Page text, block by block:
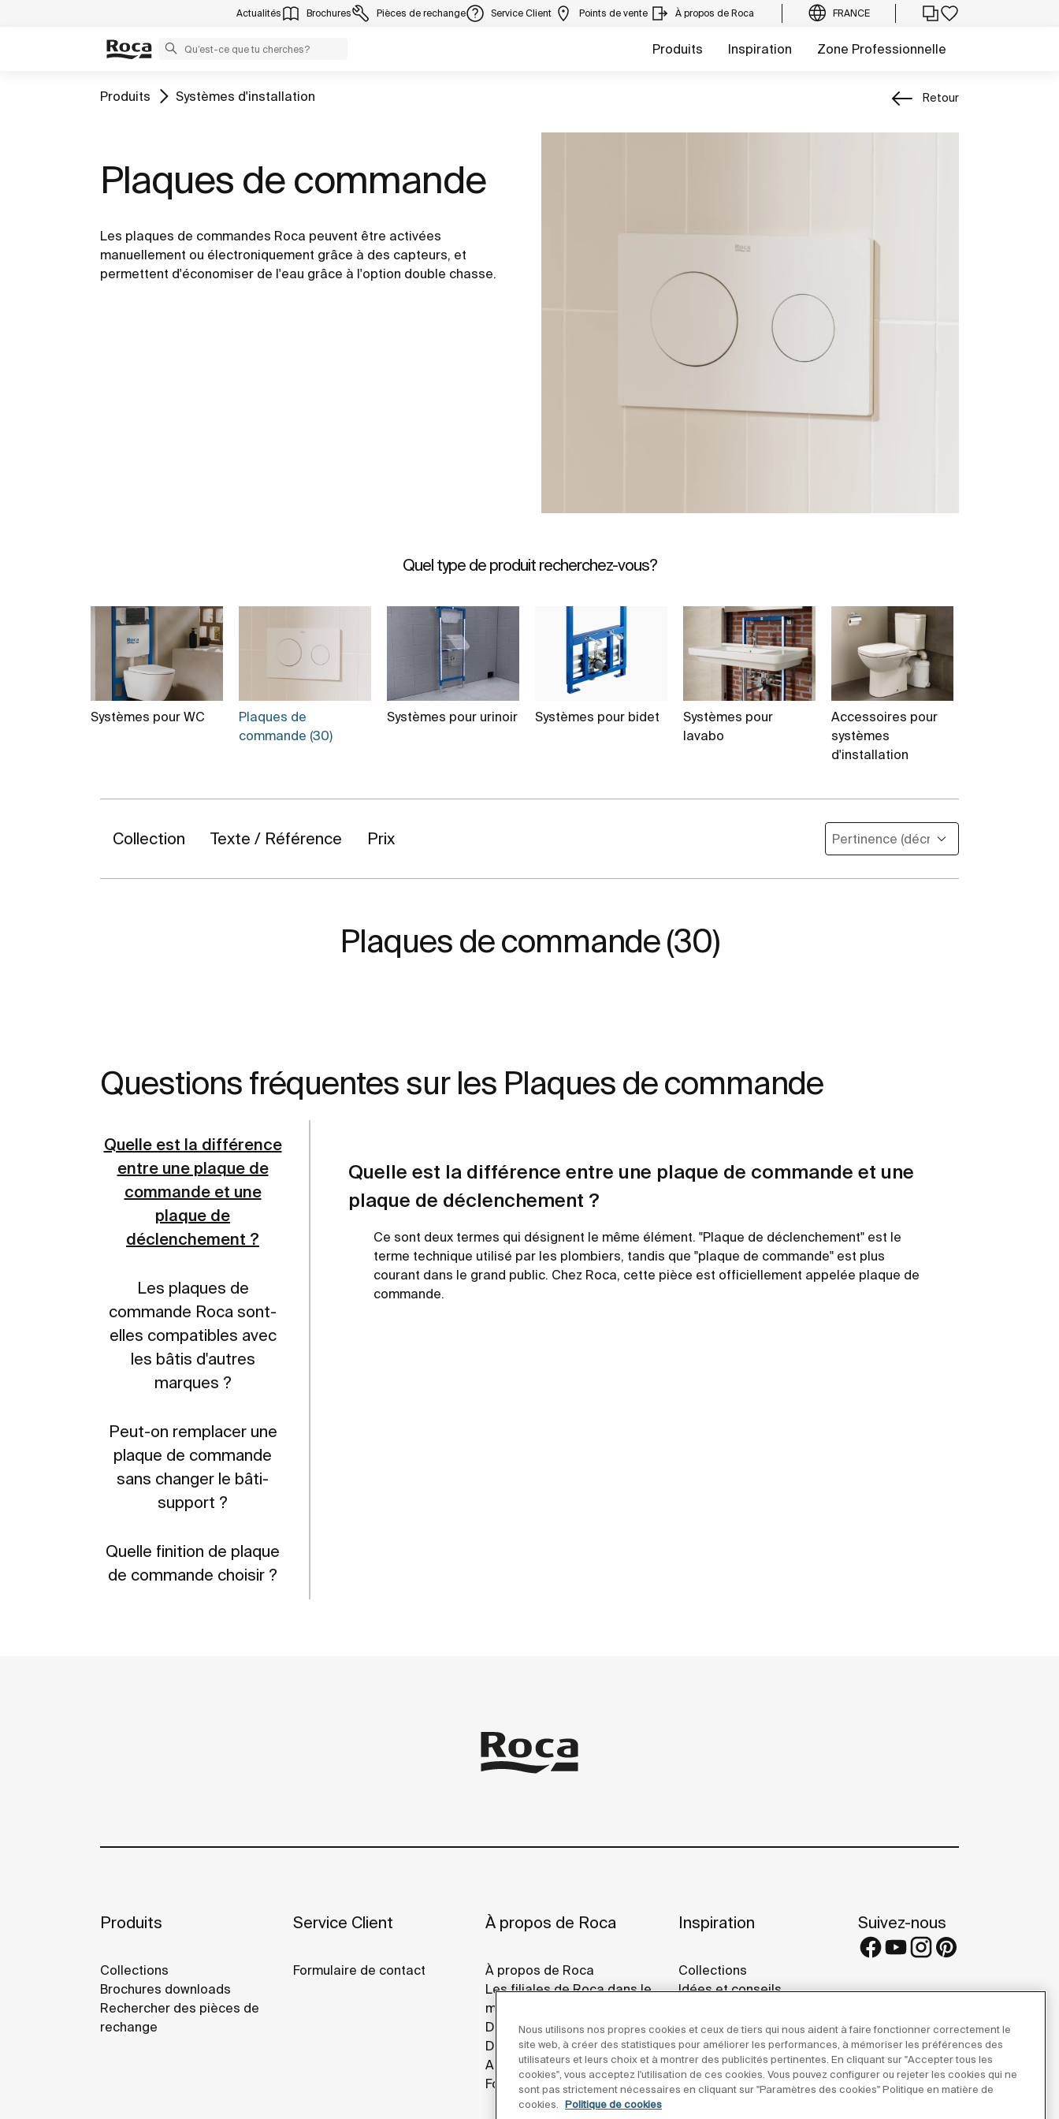
Actualités Brochures Pièces de rechange Service Client Points de vente À propos de Roca FRANCE
Produits Inspiration Zone Professionnelle
Produits Systèmes d'installation Retour
Plaques de commande
Les plaques de commandes Roca peuvent être activées
manuellement ou électroniquement grâce à des capteurs, et
permettent d'économiser de l'eau grâce à l'option double chasse.
Quel type de produit recherchez-vous?
Systèmes pour WC
Plaques de
commande (30)
Systèmes pour urinoir Systèmes pour bidet
Systèmes pour
lavabo
Accessoires pour
systèmes
d'installation
Collection Texte / Référence Prix
Plaques de commande (30)
Questions fréquentes sur les Plaques de commande
Quelle est la différence
entre une plaque de
commande et une
plaque de
déclenchement ?
Les plaques de
commande Roca sont-
elles compatibles avec
les bâtis d'autres
marques ?
Peut-on remplacer une
plaque de commande
sans changer le bâti-
support ?
Quelle finition de plaque
de commande choisir ?
Quelle est la différence entre une plaque de commande et une
plaque de déclenchement ?
Ce sont deux termes qui désignent le même élément. "Plaque de déclenchement" est le
terme technique utilisé par les plombiers, tandis que "plaque de commande" est plus
courant dans le grand public. Chez Roca, cette pièce est officiellement appelée plaque de
commande.
Produits
Collections
Brochures downloads
Rechercher des pièces de
rechange
Service Client
Formulaire de contact
À propos de Roca
À propos de Roca
Les filiales de Roca dans le
monde
Développement Durable
Design Et Innovation
Actualités
Fournisseurs
Inspiration
Collections
Idées et conseils
Roca Galleries
Suivez-nous
Nous utilisons nos propres cookies et ceux de tiers qui nous aident à faire fonctionner correctement le
site web, à créer des statistiques pour améliorer les performances, à mémoriser les préférences des
utilisateurs et leurs choix et à montrer des publicités pertinentes. En cliquant sur "Accepter tous les
cookies", vous acceptez l'utilisation de ces cookies. Vous pouvez configurer ou rejeter les cookies qui ne
sont pas strictement nécessaires en cliquant sur "Paramètres des cookies" Politique en matière de
cookies.
Politique de cookies